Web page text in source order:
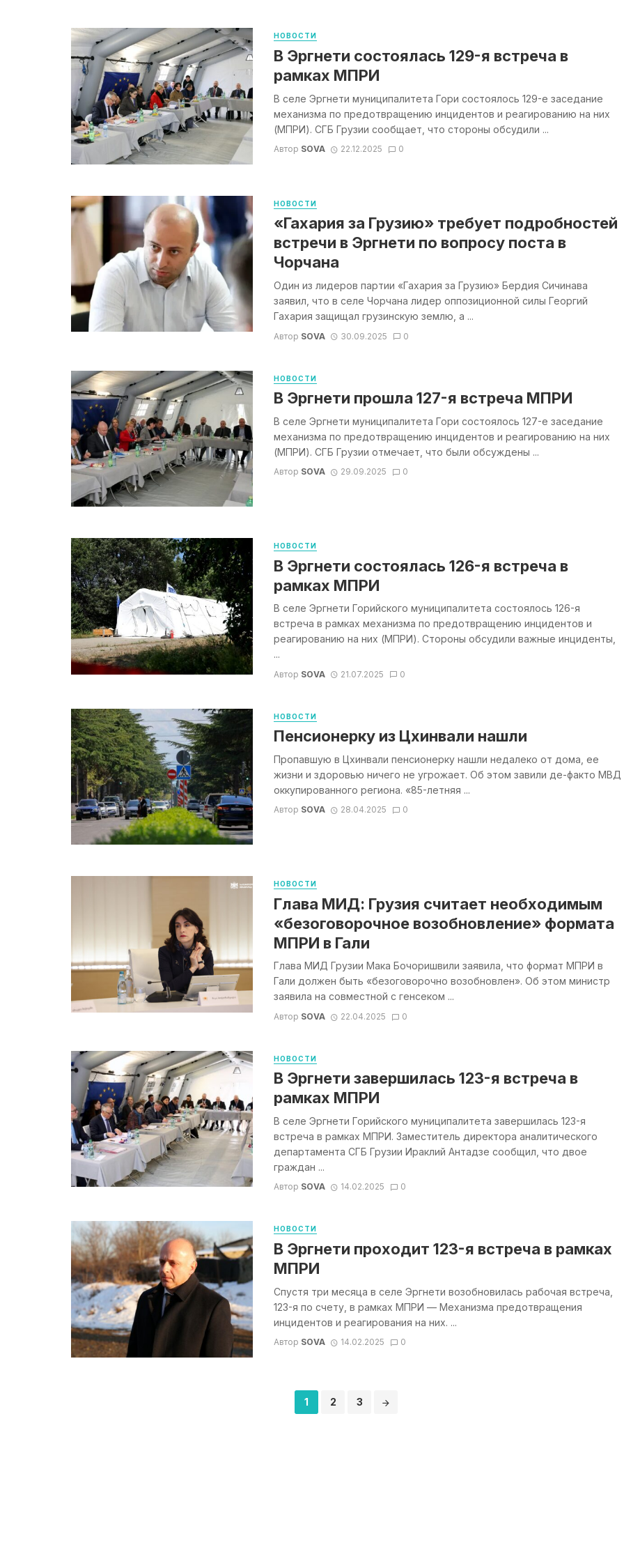
НОВОСТИ
В Эргнети состоялась 129-я встреча в
рамках МПРИ
В селе Эргнети муниципалитета Гори состоялось 129-е заседание
механизма по предотвращению инцидентов и реагированию на них
(МПРИ). СГБ Грузии сообщает, что стороны обсудили ...
Автор SOVA 22.12.2025 0
НОВОСТИ
«Гахария за Грузию» требует подробностей
встречи в Эргнети по вопросу поста в
Чорчана
Один из лидеров партии «Гахария за Грузию» Бердия Сичинава
заявил, что в селе Чорчана лидер оппозиционной силы Георгий
Гахария защищал грузинскую землю, а ...
Автор SOVA 30.09.2025 0
НОВОСТИ
В Эргнети прошла 127-я встреча МПРИ
В селе Эргнети муниципалитета Гори состоялось 127-е заседание
механизма по предотвращению инцидентов и реагированию на них
(МПРИ). СГБ Грузии отмечает, что были обсуждены ...
Автор SOVA 29.09.2025 0
НОВОСТИ
В Эргнети состоялась 126-я встреча в
рамках МПРИ
В селе Эргнети Горийского муниципалитета состоялось 126-я
встреча в рамках механизма по предотвращению инцидентов и
реагированию на них (МПРИ). Стороны обсудили важные инциденты,
...
Автор SOVA 21.07.2025 0
НОВОСТИ
Пенсионерку из Цхинвали нашли
Пропавшую в Цхинвали пенсионерку нашли недалеко от дома, ее
жизни и здоровью ничего не угрожает. Об этом завили де-факто МВД
оккупированного региона. «85-летняя ...
Автор SOVA 28.04.2025 0
НОВОСТИ
Глава МИД: Грузия считает необходимым
«безоговорочное возобновление» формата
МПРИ в Гали
Глава МИД Грузии Мака Бочоришвили заявила, что формат МПРИ в
Гали должен быть «безоговорочно возобновлен». Об этом министр
заявила на совместной с генсеком ...
Автор SOVA 22.04.2025 0
НОВОСТИ
В Эргнети завершилась 123-я встреча в
рамках МПРИ
В селе Эргнети Горийского муниципалитета завершилась 123-я
встреча в рамках МПРИ. Заместитель директора аналитического
департамента СГБ Грузии Ираклий Антадзе сообщил, что двое
граждан ...
Автор SOVA 14.02.2025 0
НОВОСТИ
В Эргнети проходит 123-я встреча в рамках
МПРИ
Спустя три месяца в селе Эргнети возобновилась рабочая встреча,
123-я по счету, в рамках МПРИ — Механизма предотвращения
инцидентов и реагирования на них. ...
Автор SOVA 14.02.2025 0
1 2 3